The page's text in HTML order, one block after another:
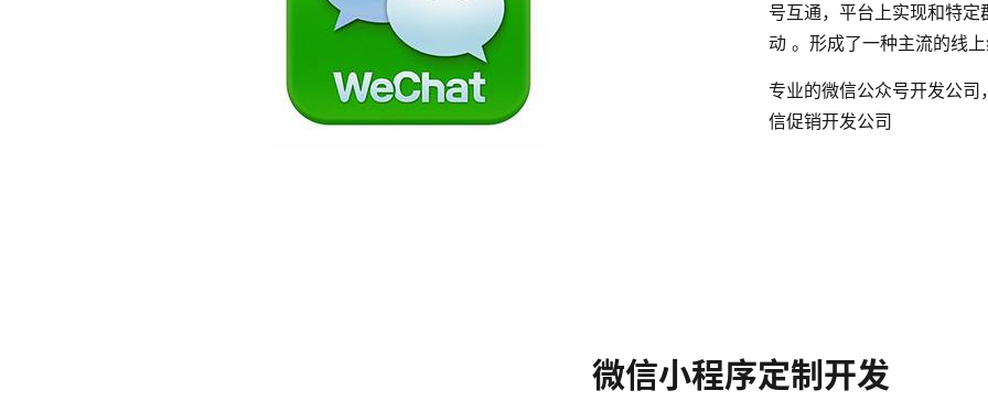
号互通，平台上实现和特
动 。形成了一种主流的线
专业的微信公众号开发公
信促销开发公司
微信小程序定制开发